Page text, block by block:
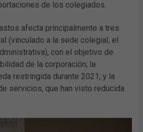
de los colegiados.
afecta principalmente a tres
(vinculado a la sede colegial, el
con el objetivo de
de la corporación; la
restringida durante 2021; y la
servicios, que han visto reducida